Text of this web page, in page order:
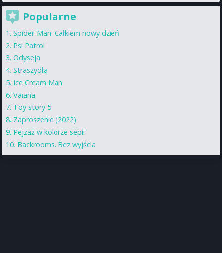
Popularne
Spider-Man: Całkiem nowy dzień
Psi Patrol
Odyseja
Straszydła
Ice Cream Man
Vaiana
Toy story 5
Zaproszenie (2022)
Pejzaż w kolorze sepii
Backrooms. Bez wyjścia